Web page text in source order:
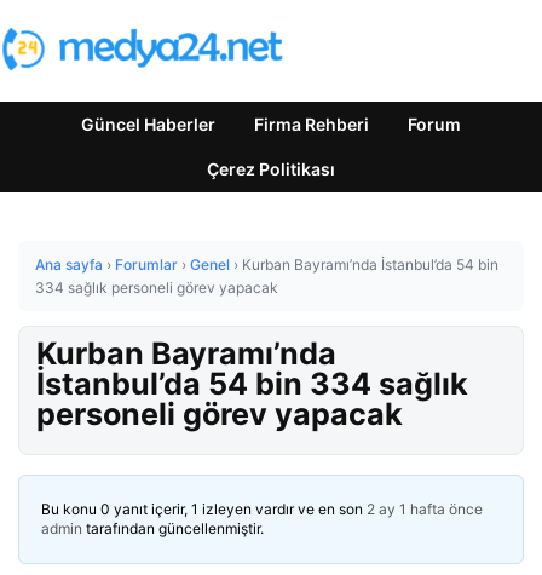
Güncel Haberler Firma Rehberi Forum
Çerez Politikası
Ana sayfa › Forumlar › Genel › Kurban Bayramı’nda İstanbul’da 54 bin
334 sağlık personeli görev yapacak
Kurban Bayramı’nda
İstanbul’da 54 bin 334 sağlık
personeli görev yapacak
Bu konu 0 yanıt içerir, 1 izleyen vardır ve en son 2 ay 1 hafta önce
admin tarafından güncellenmiştir.